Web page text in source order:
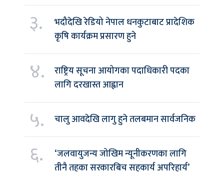
३.
भदौदेखि रेडियो नेपाल धनकुटाबाट प्रादेशिक
कृषि कार्यक्रम प्रसारण हुने
४.
राष्ट्रिय सूचना आयोगका पदाधिकारी पदका
लागि दरखास्त आह्वान
५. चालु आवदेखि लागु हुने तलबमान सार्वजनिक
६.
‘जलवायुजन्य जोखिम न्यूनीकरणका लागि
तीनै तहका सरकारबिच सहकार्य अपरिहार्य’